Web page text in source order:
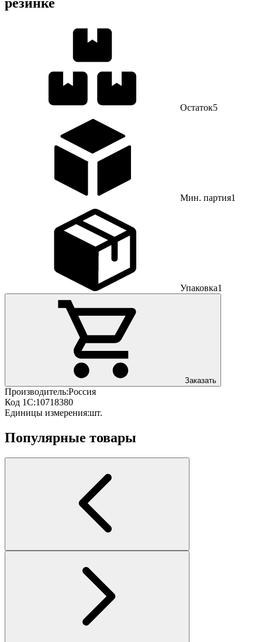
Остаток5
Мин. партия1
Упаковка1
Заказать
Производитель:Россия
Код 1С:10718380
Единицы измерения:шт.
Популярные товары